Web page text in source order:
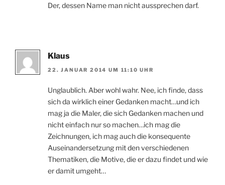
Der, dessen Name man nicht aussprechen darf.
Klaus
22. JANUAR 2014 UM 11:10 UHR
Unglaublich. Aber wohl wahr. Nee, ich finde, dass
sich da wirklich einer Gedanken macht…und ich
mag ja die Maler, die sich Gedanken machen und
nicht einfach nur so machen…ich mag die
Zeichnungen, ich mag auch die konsequente
Auseinandersetzung mit den verschiedenen
Thematiken, die Motive, die er dazu findet und wie
er damit umgeht…